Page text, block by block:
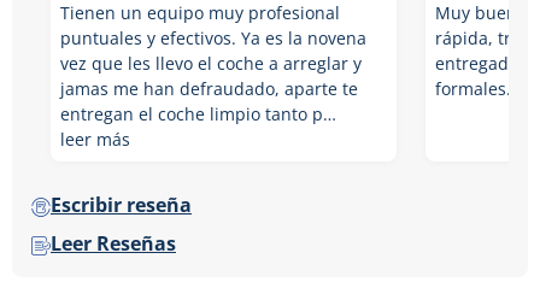
Tienen un equipo muy profesional
puntuales y efectivos. Ya es la novena
vez que les llevo el coche a arreglar y
jamas me han defraudado, aparte te
entregan el coche limpio tanto p…
leer más
Muy buena
rápida,
entregado
formales.
Escribir reseña
Leer Reseñas